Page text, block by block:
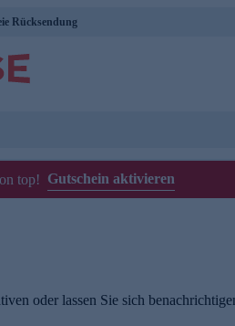
Rücksendung
top! Gutschein aktivieren
oder lassen Sie sich